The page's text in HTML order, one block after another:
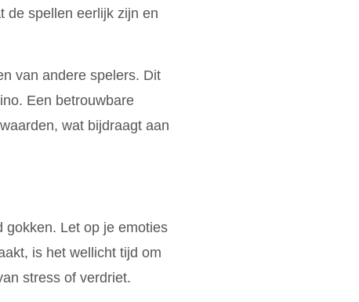
de spellen eerlijk zijn en
van andere spelers. Dit
Een betrouwbare
wat bijdraagt aan
gokken. Let op je emoties
is het wellicht tijd om
stress of verdriet.